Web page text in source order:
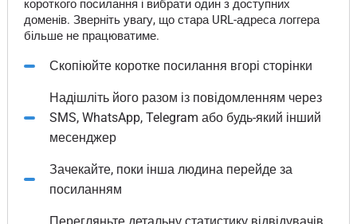
короткого посилання і вибрати один з доступних
доменів. Зверніть увагу, що стара URL-адреса логгера
більше не працюватиме.
Скопіюйте коротке посилання вгорі сторінки
Надішліть його разом із повідомленням через
SMS, WhatsApp, Telegram або будь-який інший
месенджер
Зачекайте, поки інша людина перейде за
посиланням